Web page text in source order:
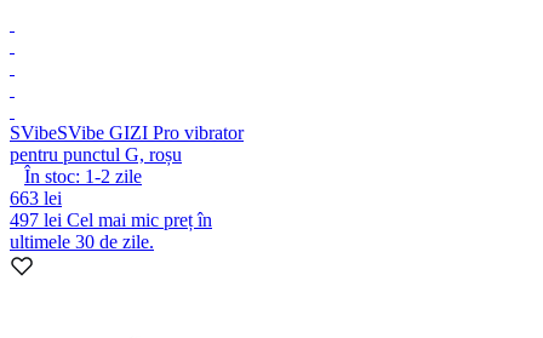
SVibeSVibe GIZI Pro vibrator
pentru punctul G, roșu
În stoc: 1-2 zile
663 lei
497 lei Cel mai mic preț în
ultimele 30 de zile.